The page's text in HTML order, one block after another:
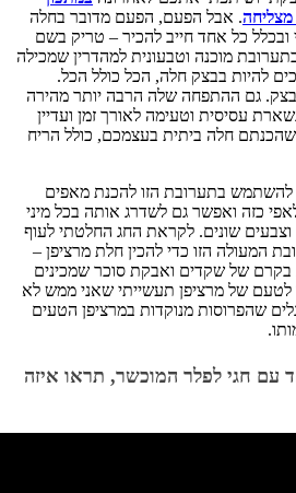
. אבל הפעם, הפעם מדובר בחלה
כל אחד חייב להכיר – טריק בשם
מוכנה וטבעונית למהדרין שמכילה
להיות בבצק חלה, הכל כולל הכל.
בצק. גם ההתפחה שלה הרבה יותר מהירה
עסיסית וטעימה לאורך זמן ועדיין
חלה ביתית בעצמכם, כולל הריח
להשתמש בתערובת הזו להכנת מאפים
כזה ואפשר גם לשדרג אותה בכל מיני
וצבעים שונים. לקראת החג החלטתי לעוף
המעולה הזו כדי להכין חלת מרציפן –
של שקדים ואבקת סוכר שמכינים
לטעם של מרציפן תעשייתי שאני ממש לא
שהפרוסות מנוקדות במרציפן הטעים
עם חגי לפלר המוכשר, תראו איזה